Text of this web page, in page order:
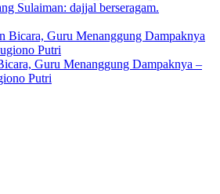
Sulaiman: dajjal berseragam.
Guru Menanggung Dampaknya –
Putri